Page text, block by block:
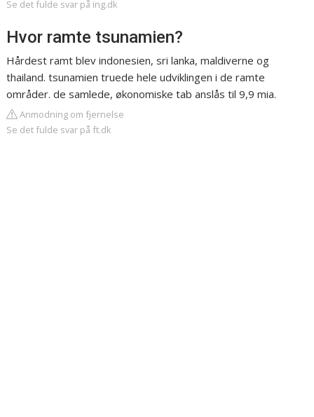
Se det fulde svar på ing.dk
Hvor ramte tsunamien?
Hårdest ramt blev indonesien, sri lanka, maldiverne og
thailand. tsunamien truede hele udviklingen i de ramte
områder. de samlede, økonomiske tab anslås til 9,9 mia.
Anmodning om fjernelse
Se det fulde svar på ft.dk